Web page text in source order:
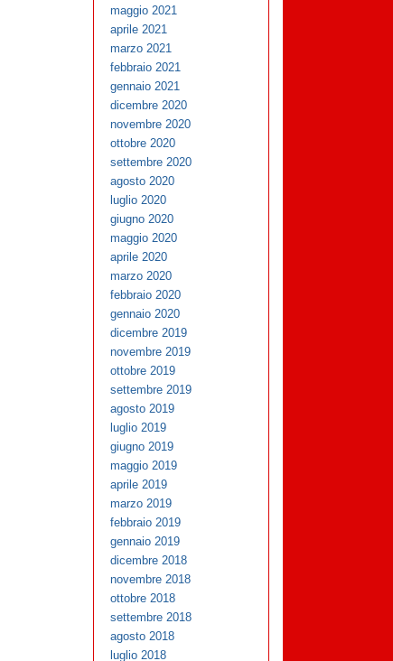
maggio 2021
aprile 2021
marzo 2021
febbraio 2021
gennaio 2021
dicembre 2020
novembre 2020
ottobre 2020
settembre 2020
agosto 2020
luglio 2020
giugno 2020
maggio 2020
aprile 2020
marzo 2020
febbraio 2020
gennaio 2020
dicembre 2019
novembre 2019
ottobre 2019
settembre 2019
agosto 2019
luglio 2019
giugno 2019
maggio 2019
aprile 2019
marzo 2019
febbraio 2019
gennaio 2019
dicembre 2018
novembre 2018
ottobre 2018
settembre 2018
agosto 2018
luglio 2018